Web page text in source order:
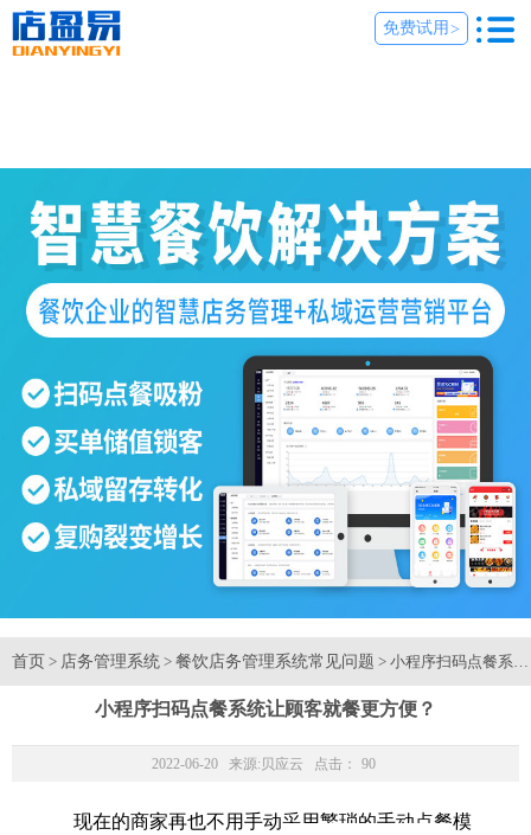
免费试用 >
首页 > 店务管理系统 > 餐饮店务管理系统常见问题 > 小程序扫码点餐系
小程序扫码点餐系统让顾客就餐更方便？
2022-06-20 来源: 贝应云 点击： 90
现在的商家再也不用手动采用繁琐的手动点餐模